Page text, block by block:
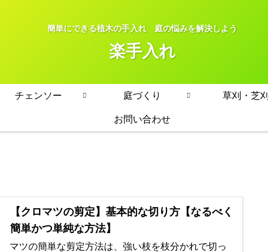
簡単にできる植木の手入れ 庭の悩みを解決しよう
楽手入れ
チェンソー 庭づくり 草刈・芝刈
お問い合わせ
【クロマツの剪定】基本的な切り方【なるべく
簡単かつ単純な方法】
マツの簡単な剪定方法は、強い枝を枝分かれで切っ